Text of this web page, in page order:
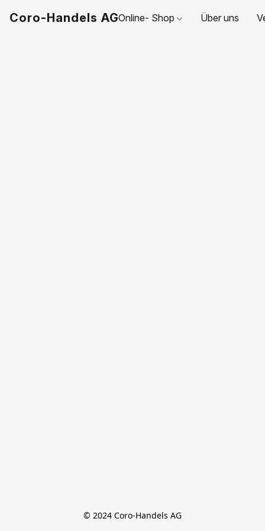
Coro-Handels AGOnline- Shop Über uns
© 2024 Coro-Handels AG